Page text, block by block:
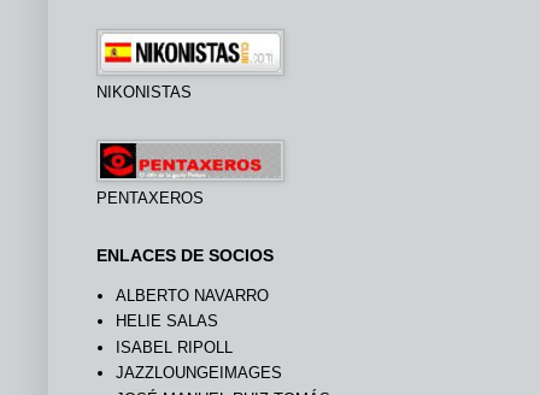
NIKONISTAS
PENTAXEROS
ENLACES DE SOCIOS
ALBERTO NAVARRO
HELIE SALAS
ISABEL RIPOLL
JAZZLOUNGEIMAGES